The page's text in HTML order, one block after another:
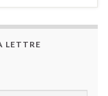
LETTRE